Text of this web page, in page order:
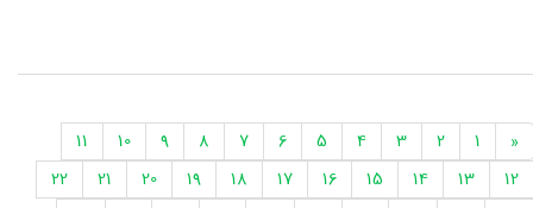
«
1
2
3
4
5
6
7
8
9
10
11
12
13
14
15
16
17
18
19
20
21
22